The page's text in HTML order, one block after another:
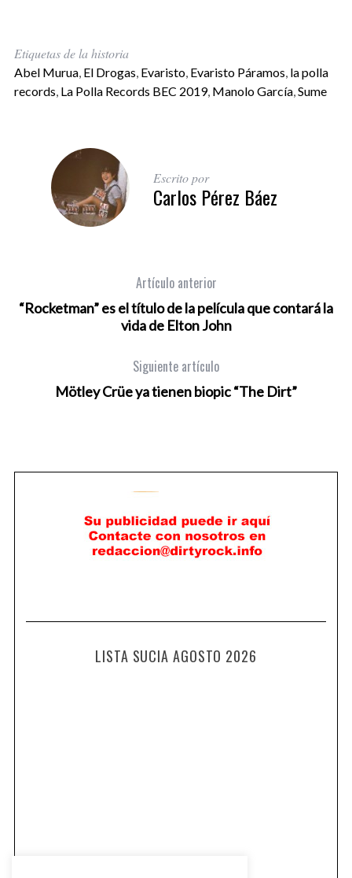
Etiquetas de la historia
Abel Murua, El Drogas Evaristo, Evaristo Páramos la polla
records La Polla Records BEC 2019, Manolo García, Sume
Escrito por
Carlos Pérez Báez
Artículo anterior
“Rocketman” es el título de la película que contará la
vida de Elton John
Siguiente artículo
Mötley Crüe ya tienen biopic “The Dirt”
LISTA SUCIA AGOSTO 2026